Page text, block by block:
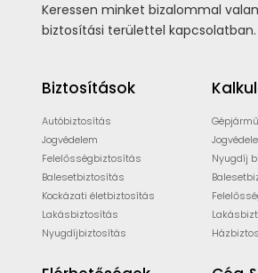
Keressen minket bizalommal
biztosítási területtel kapcsolatban.
Biztosítások
Autóbiztosítás
Jogvédelem
Felelősségbiztosítás
Balesetbiztosítás
Kockázati életbiztosítás
Lakásbiztosítás
Nyugdíjbiztosítás
Nyugdíj